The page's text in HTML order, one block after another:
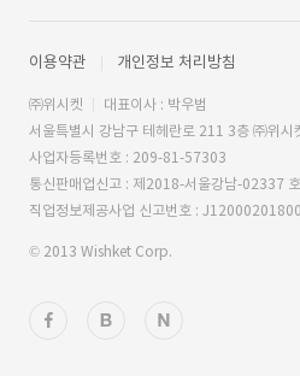
이용약관 개인정보 처리방침
㈜위시켓
대표이사 : 박우범
서울특별시 강남구 테헤란로 211 3층 ㈜위시
사업자등록번호 : 209-81-57303
통신판매업신고 : 제2018-서울강남-02337 호
직업정보제공사업 신고번호 :
© 2013 Wishket Corp.